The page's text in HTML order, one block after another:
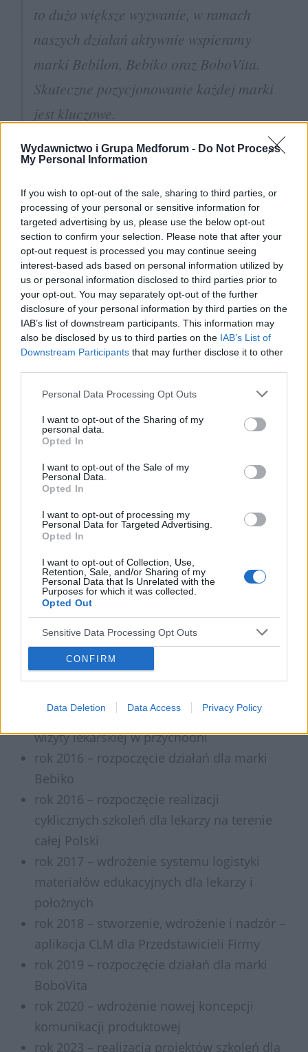
Wydawnictwo i Grupa Medforum - Do Not Process
My Personal Information
If you wish to opt-out of the sale, sharing to third parties, or
processing of your personal or sensitive information for
targeted advertising by us, please use the below opt-out
section to confirm your selection. Please note that after your
opt-out request is processed you may continue seeing
interest-based ads based on personal information utilized by
us or personal information disclosed to third parties prior to
your opt-out. You may separately opt-out of the further
disclosure of your personal information by third parties on the
IAB’s list of downstream participants. This information may
also be disclosed by us to third parties on the IAB’s List of
Downstream Participants that may further disclose it to other
Personal Data Processing Opt Outs
I want to opt-out of the Sharing of my
personal data.
Opted In
I want to opt-out of the Sale of my
Personal Data.
Opted In
I want to opt-out of processing my
Personal Data for Targeted Advertising.
Opted In
I want to opt-out of Collection, Use,
Retention, Sale, and/or Sharing of my
Personal Data that Is Unrelated with the
Purposes for which it was collected.
Opted Out
Sensitive Data Processing Opt Outs
CONFIRM
Data Deletion Data Access Privacy Policy
to dużo większe wyzwanie, w ramach
naszych działań aktywnie wspieramy
marki Bebilon, Bebiko oraz BoboVita.
Skuteczne pozycjonowanie każdej marki
jest kluczowe.
Dzięki przemyślanej koncepcji wspierania
poszczególnych matek oraz wyraźnemu
podziałowi merytorycznemu projekty
doskonale wpisują się w ogólną strategię
działania Firmy.
Zakres działania
wsparcie przy opracowywaniu strategii
produktowej dla działań w Internecie
redakcja oraz tworzenie i publikacja treści
opracowywanie, wdrażanie oraz logistyka
akcji specjalnych
tworzenie, logistyka, obsługa wydarzeń w
pozyskiwanie punktów edukacyjnych,
patronatów
CLM dla Przedstawicieli Medycznych
aplikacja
nadzór oraz content
Kamienie milowe
rok 2004 – rozpoczęcie współpracy, głównie
marka Bebilon
rok 2014 – rozpoczęcie pilotażowego
diagnostyce małego pacjenta w czasie
wizyty lekarskiej w przychodni
rok 2016 – rozpoczęcie działań dla marki
Bebiko
rok 2016 – rozpoczęcie realizacji
cyklicznych szkoleń dla lekarzy na terenie
całej Polski
rok 2017 – wdrożenie systemu logistyki
materiałów edukacyjnych dla lekarzy i
położnych
rok 2018 – stworzenie, wdrożenie i nadzór –
aplikacja CLM dla Przedstawicieli Firmy
rok 2019 – rozpoczęcie działań dla marki
BoboVita
rok 2020 – wdrożenie nowej koncepcji
komunikacji produktowej
rok 2023 – realizacja projektów szkoleń dla